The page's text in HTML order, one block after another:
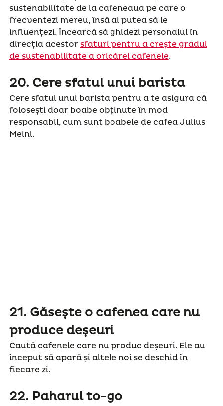
sustenabilitate de la cafeneaua pe care o
frecventezi mereu, însă ai putea să le
influențezi. Încearcă să ghidezi personalul în
direcția acestor sfaturi pentru a crește gradul
de sustenabilitate a oricărei cafenele.
20. Cere sfatul unui barista
Cere sfatul unui barista pentru a te asigura că
folosești doar boabe obținute în mod
responsabil, cum sunt boabele de cafea Julius
Meinl.
21. Găsește o cafenea care nu
produce deșeuri
Caută cafenele care nu produc deșeuri. Ele au
început să apară și altele noi se deschid în
fiecare zi.
22. Paharul to-go